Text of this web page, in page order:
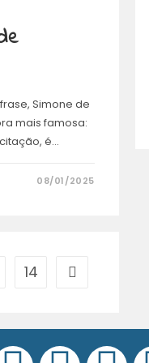
Simone de
mais famosa:
é…
08/01/2025
14